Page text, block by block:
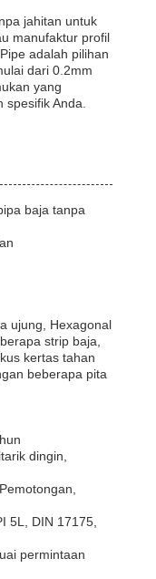
jahitan untuk
manufaktur profil
adalah pilihan
dari 0.2mm
yang
Anda.
baja tanpa
ujung, Hexagonal
strip baja,
kertas tahan
beberapa pita
dingin,
5L, DIN 17175,
permintaan